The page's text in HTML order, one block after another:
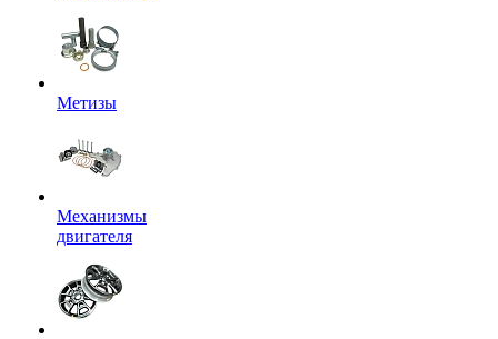
Метизы
Механизмы
двигателя